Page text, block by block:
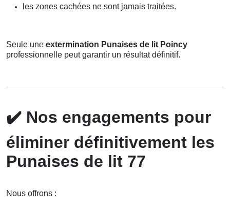
les zones cachées ne sont jamais traitées.
Seule une extermination Punaises de lit Poincy
professionnelle peut garantir un résultat définitif.
✔️ Nos engagements pour
éliminer définitivement les
Punaises de lit 77
Nous offrons :